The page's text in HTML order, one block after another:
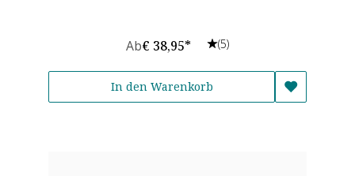
Ab€ 38,95* (5)
In den Warenkorb